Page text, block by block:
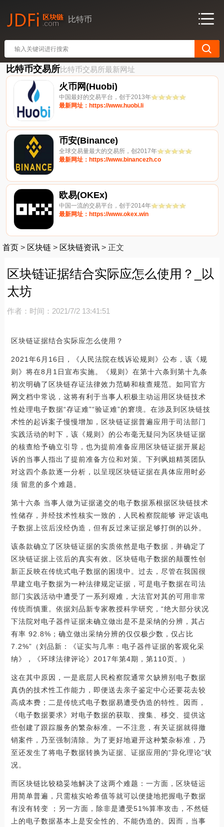
比特币
比特币交易所比特币交易所最新网址
火币网(Huobi)
中国最好的交易平台，创于2013年
最新网址：https://www.huobi.li
币安(Binance)
全球交易量最大的交易所，创2017年
最新网址：https://www.binancezh.co
欧易(OKEx)
中国一流的交易平台，创于2014年
最新网址：https://www.okex.win
首页 > 区块链 > 区块链资讯 > 正文
区块链证据结合实际应怎么使用？_以
太坊
作者： 时间：2021/7/2 13:41:51
区块链证据结合实际应怎么使用？
2021年6月16日，《人民法院在线诉讼规则》公布，该《规
则》将在8月1日宣布实施。《规则》在第十六条到第十九条
初次明确了区块链存证法律效力范畴和核查规范。如同官方
网文档中常说，这将有利于当事人积极主动运用区块链技术
性处理电子数据“存证难”“验证难”的窘境。在涉及到区块链技
术性的起诉案子慢慢增加，区块链证据普遍应用于司法部门
实践活动的时下，该《规则》的公布毫无疑问为区块链证据
的核查给予确立引导，也为提前准备应用区块链证据开展起
诉的当事人指出了提前准备方位和对策。下列飒姐精英团队
对这四个条款逐一分析，以呈现区块链证据在具体应用时必
须 留意的多个难题。
第十六条 当事人做为证据递交的电子数据系根据区块链技术
性储存，并经技术性核实一致的，人民检察院能够 评定该电
子数据上弦后没经伪造，但有反过来证据足够打倒的以外。
该条款确立了区块链证据的实质依然是电子数据，并确定了
区块链证据上弦后的真实有效。区块链电子数据的颠覆性创
新正反映在传统式电子数据的困境中。过去，尽管在我国很
早建立电子数据为一种法律规定证据，可是电子数据在司法
部门实践活动中遭受了一系列艰难，大法官对其的可用非常
传统而慎重。依据刘品新专家教授科学研究，“绝大部分状况
下法院对电子器件证据未确立做出是不是采纳的分辨，其占
有率 92.8%；确立做出采纳分辨的仅仅极少数，仅占比
7.2%”（刘品新：《证实与几率：电子器件证据的客观化采
纳》，《环球法律评论》2017年第4期，第110页。）
这在其中原因，一是底层人民检察院通常欠缺辨别电子数据
真伪的技术性工作能力，即便送去亲子鉴定中心还要花去较
高成本费；二是传统式电子数据易遭受伪造的特性。因而，
《电子数据要求》对电子数据的获取、搜集、移交、提供这
些创建了跟踪服务的繁杂标准。一不注意，有关证据就得撤
销案件，乃至强制清除。为了更好地避开这种繁杂标准，乃
至还发生了将电子数据转换为证据、证据应用的“异化理论”状
况。
而区块链比较稳妥地解决了这两个难题：一方面，区块链运
用简单普遍，只需核实哈希值等就可以便捷地把握电子数据
有没有转变 ；另一方面，除非是遭受51%算率攻击，不然链
上的电子数据基本上是安全性的、不能伪造的。因而，当事